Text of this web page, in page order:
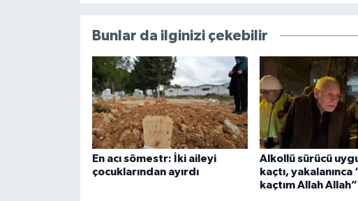
Bunlar da ilginizi çekebilir
En acı sömestr: İki aileyi
çocuklarından ayırdı
Alkollü sürücü
kaçtı, yakalanınca
kaçtım Allah